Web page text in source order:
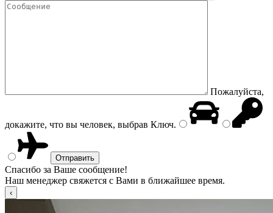
Пожалуйста,
докажите, что вы человек, выбрав Ключ.
Спасибо за Ваше сообщение!
Наш менеджер свяжется с Вами в ближайшее время.